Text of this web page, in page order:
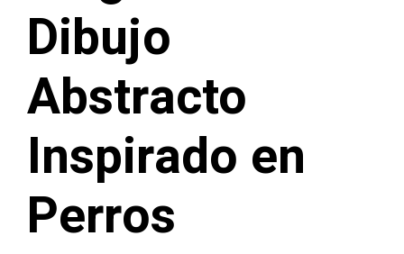
Dibujo
Abstracto
Inspirado en
Perros